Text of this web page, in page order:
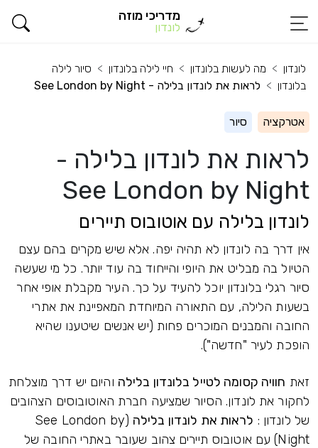
מדריכי מוזה
לונדון
לונדון מה לעשות בלונדון חיי לילה בלונדון
סיור לילה
בלונדון
לראות את לונדון בלילה - See London by Night
אטרקציה סיור
לראות את לונדון בלילה -
See London by Night
לונדון בלילה עם אוטובוס תיירים
אין דרך בה לונדון לא תהיה יפה. אלא שיש מקרים בהם עצם
הטיול בה מבליט את היופי והייחוד בה עוד יותר. כל מי שעשה
סיור רגלי בלונדון יוכל להעיד על כך. העיר מקבלת אופי אחר
בשעות הלילה, עם התאורה המיוחדת המאפיינת את אתרי
החובה והמבנים המוכרים פחות (יש אנשים שיטענו שהיא
הופכת לעיר "חדשה").
זאת חוויה קסומה לטייל בלונדון בלילה והיום יש דרך מוצלחת
לחקור את לונדון. הסיור שמציעה חברת האוטובוסים הצהובים
של לונדון : לראות את לונדון בלילה (See London by
Night) עם אוטובוס תיירים צהוב שעובר באתרי החובה של